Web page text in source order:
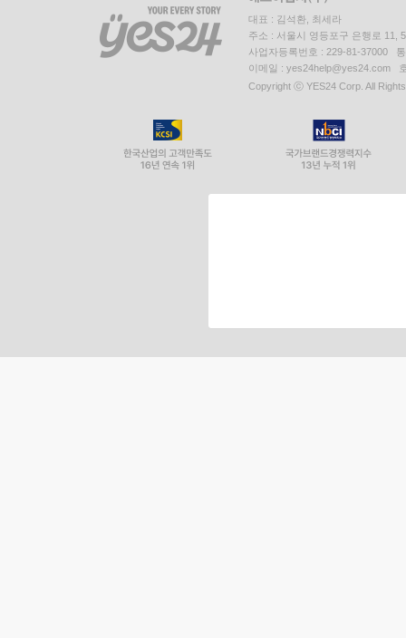
대표 : 김석환, 최세라
주소 : 서울시 영등포구 은행로 11,
사업자등록번호 : 229-81-37000
이메일 : yes24help@yes24.com
Copyright ⓒ YES24 Corp. All